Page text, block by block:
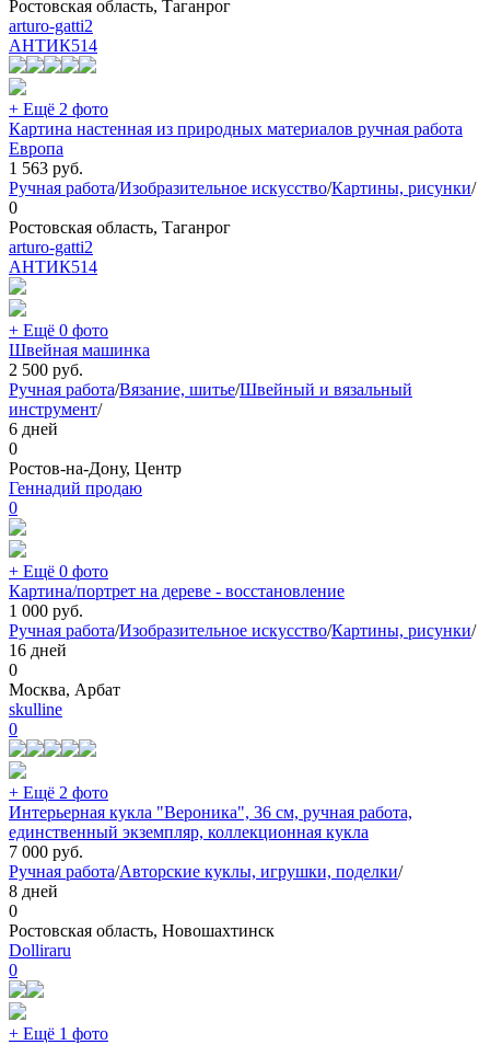
Ростовская область, Таганрог
arturo-gatti2
АНТИК514
+ Ещё 2 фото
Картина настенная из природных материалов ручная работа
Европа
1 563 руб.
Ручная работа/Изобразительное искусство/Картины, рисунки/
0
Ростовская область, Таганрог
arturo-gatti2
АНТИК514
+ Ещё 0 фото
Швейная машинка
2 500 руб.
Ручная работа/Вязание, шитье/Швейный и вязальный
инструмент/
6 дней
0
Ростов-на-Дону, Центр
Геннадий продаю
0
+ Ещё 0 фото
Картина/портрет на дереве - восстановление
1 000 руб.
Ручная работа/Изобразительное искусство/Картины, рисунки/
16 дней
0
Москва, Арбат
skulline
0
+ Ещё 2 фото
Интерьерная кукла "Вероника", 36 см, ручная работа,
единственный экземпляр, коллекционная кукла
7 000 руб.
Ручная работа/Авторские куклы, игрушки, поделки/
8 дней
0
Ростовская область, Новошахтинск
Dolliraru
0
+ Ещё 1 фото